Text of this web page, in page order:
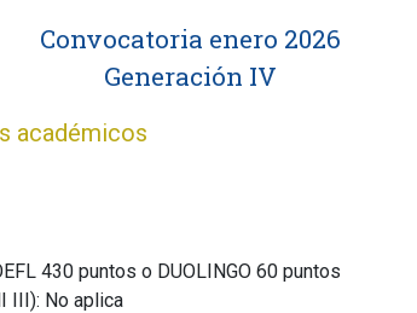
Convocatoria enero 2026
Generación IV
académicos
430 puntos o DUOLINGO 60 puntos
III): No aplica